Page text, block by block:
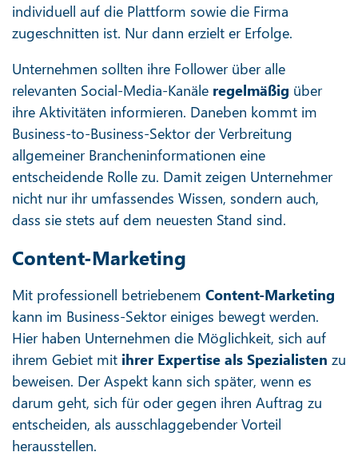
individuell auf die Plattform sowie die Firma
zugeschnitten ist. Nur dann erzielt er Erfolge.
Unternehmen sollten ihre Follower über alle
relevanten Social-Media-Kanäle regelmäßig über
ihre Aktivitäten informieren. Daneben kommt im
Business-to-Business-Sektor der Verbreitung
allgemeiner Brancheninformationen eine
entscheidende Rolle zu. Damit zeigen Unternehmer
nicht nur ihr umfassendes Wissen, sondern auch,
dass sie stets auf dem neuesten Stand sind.
Content-Marketing
Mit professionell betriebenem Content-Marketing
kann im Business-Sektor einiges bewegt werden.
Hier haben Unternehmen die Möglichkeit, sich auf
ihrem Gebiet mit ihrer Expertise als Spezialisten zu
beweisen. Der Aspekt kann sich später, wenn es
darum geht, sich für oder gegen ihren Auftrag zu
entscheiden, als ausschlaggebender Vorteil
herausstellen.